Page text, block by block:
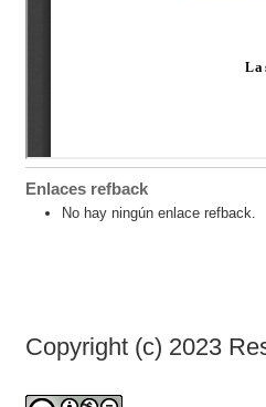
Enlaces refback
No hay ningún enlace refback.
Copyright (c) 2023